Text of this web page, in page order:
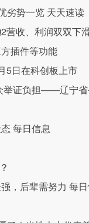
劣势一览 天天速读
营收、利润双双下
插件等功能
5日在科创板上市
举证负担——辽宁
每日信息
，后辈需努力 每